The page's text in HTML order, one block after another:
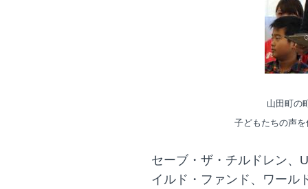
山田町の
子どもたちの声
セーブ・ザ・チルドレン、
イルド・ファンド、ワール